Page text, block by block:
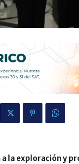
la exploración y